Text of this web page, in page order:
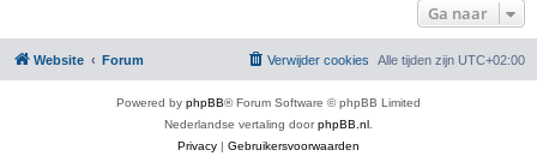
Ga naar
Website Forum Alle tijden zijn UTC+02:00
Verwijder cookies
Powered by phpBB® Forum Software © phpBB Limited
Nederlandse vertaling doorphpBB.nl
Privacy | Gebruikersvoorwaarden